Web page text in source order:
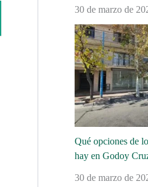
30 de marzo de
Qué opciones de
hay en Godoy
30 de marzo de